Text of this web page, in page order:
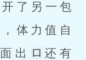
了另一包
体力值自
出
还有